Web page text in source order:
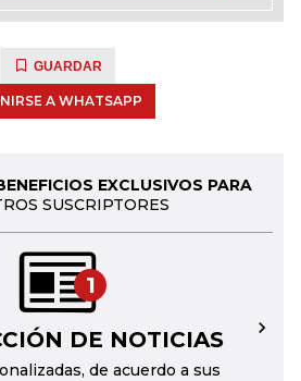
GUARDAR
A WHATSAPP
EXCLUSIVOS PARA
SUSCRIPTORES
1
DE NOTICIAS
de acuerdo a sus
→